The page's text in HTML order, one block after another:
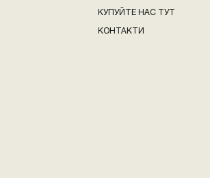
КУПУЙТЕ НАС ТУТ
КОНТАКТИ